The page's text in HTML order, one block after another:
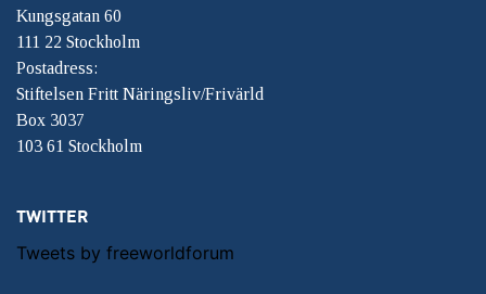
Kungsgatan 60
111 22 Stockholm
Postadress:
Stiftelsen Fritt Näringsliv/Frivärld
Box 3037
103 61 Stockholm
TWITTER
Tweets by freeworldforum